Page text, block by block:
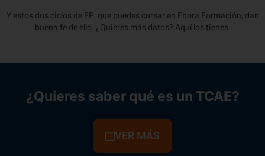
Y estos dos ciclos de FP, que puedes cursar en Ebora Formación, dan
buena fe de ello. ¿Quieres más datos? Aquí los tienes.
¿Quieres saber qué es un TCAE?
VER MÁS